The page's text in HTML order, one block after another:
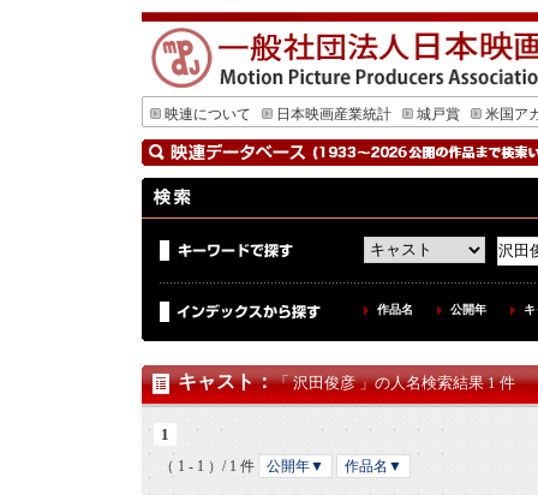
映連について 日本映画産業統計 城戸賞 米国ア
作品名 公開年
キャスト：「 沢田俊彦 」の人名検索結果 1 件
1
（ 1 - 1 ）/ 1 件 公開年▼ 作品名▼